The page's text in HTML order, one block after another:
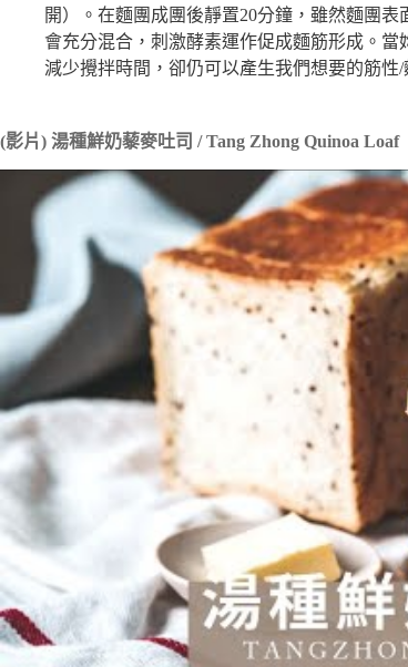
開）。在麵團成團後靜置20分鐘，雖然麵團
會充分混合，刺激酵素運作促成麵筋形成。當
減少攪拌時間，卻仍可以產生我們想要的筋性/
(影片) 湯種鮮奶藜麥吐司 / Tang Zhong Quinoa Loaf